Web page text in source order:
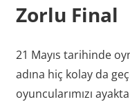
Zorlu Final
21 Mayıs tarihinde
adına hiç kolay da
oyuncularımızı